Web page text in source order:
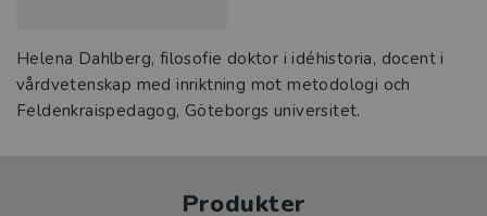
Helena Dahlberg, filosofie doktor i idéhistoria, docent i
vårdvetenskap med inriktning mot metodologi och
Feldenkraispedagog, Göteborgs universitet.
Produkter